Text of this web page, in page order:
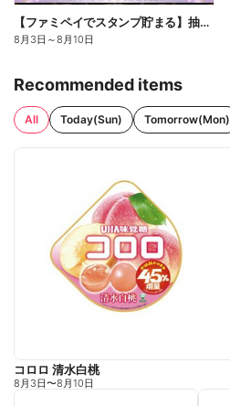
【ファミペイでスタンプ貯まる】抽選でペアチケットが当たる!
8月3日 ～8月10日
Recommended items
All Today(Sun) Tomorrow(Mon)
コロロ 清水白桃
8月3日〜8月10日